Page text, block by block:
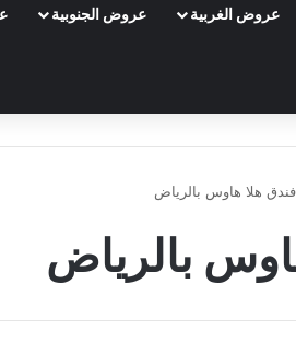
عروض الغربية عروض الجنوبية
فندق هلا هاوس بالرياض
بالرياض